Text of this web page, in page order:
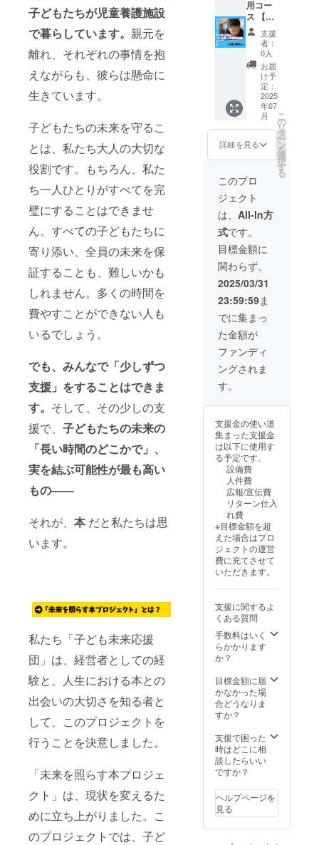
子どもたちが児童養護施設
で暮らしています。 親元を
離れ、それぞれの事情を抱
えながらも、彼らは懸命に
生きています。
子どもたちの未来を守るこ
とは、私たち大人の大切な
役割です。もちろん、私た
ち一人ひとりがすべてを完
璧にすることはできませ
ん。すべての子どもたちに
寄り添い、全員の未来を保
証することも、難しいかも
しれません。多くの時間を
費やすことができない人も
いるでしょう。
でも、みんなで「少しずつ
支援」をすることはできま
す。 そして、その少しの支
援で、 子どもたちの未来の
「長い時間のどこかで」、
実を結ぶ可能性が最も高い
もの――
それが、 本だと私たちは思
います。
私たち「子ども未来応援
団」は、経営者としての経
験と、人生における本との
出会いの大切さを知る者と
して、このプロジェクトを
行うことを決意しました。
「未来を照らす本プロジェ
クト」は、現状を変えるた
めに立ち上がりました。こ
のプロジェクトでは、子ど
す。
※1,000
円コー
ス・
3,000円
コー
ス・
5,000円
コー
ス・
10,000
円コー
スのリ
ターン
内容は
同じで
す
用コー
ス 【企
業名を
掲載＆
御礼の
メッ
セー
ジ】
ブック
カバー
に、支
援者様
のお名
前（企
業名）
を掲載
しま
す。 ・
掲載期
間：本
がある
限り永
久 ・掲
載方
法：文
字の
み、ロ
ゴ／バ
ナーの
掲載は
不可 ・
掲載サ
イズ：
ｍ程
支援
時、必
ず備考
欄に希
望され
るお名
前をご
記入く
い。
支援
者：
0人
お届
け予
定：
2025
年07
月
詳細を見る
こ
の
リ
タ
ー
ン
を
選
択
す
る
このプロ
ジェクト
は、 All-In方
式です。
目標金額に
関わらず、
2025/03/31
23:59:59ま
でに集まっ
た金額が
ファンディ
ングされま
す。
支援金の使い道
集まった支援金
は以下に使用す
る予定です。
設備費
人件費
広報/宣伝費
リターン仕入
れ費
※目標金額を超
えた場合はプロ
ジェクトの運営
費に充てさせて
いただきます。
支援に関するよ
くある質問
手数料はいく
らかかります
か？
目標金額に届
かなかった場
合どうなりま
すか？
支援で困った
時はどこに相
談したらいい
ですか？
ヘルプページを
見る